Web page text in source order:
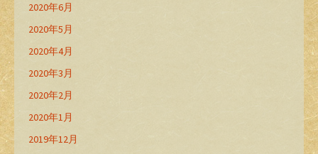
2020年6月
2020年5月
2020年4月
2020年3月
2020年2月
2020年1月
2019年12月